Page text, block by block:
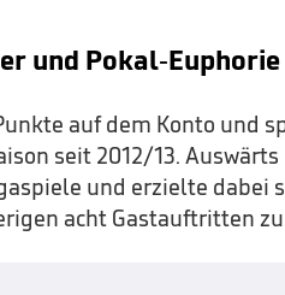
und Pokal-Euphorie
auf dem Konto und
seit 2012/13. Auswärts
und erzielte dabei
acht Gastauftritten